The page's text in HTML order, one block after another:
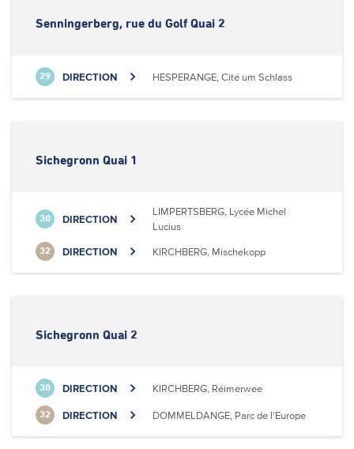
Senningerberg, rue du Golf Quai 2
29 DIRECTION HESPERANGE, Cité um Schlass
Sichegronn Quai 1
30 DIRECTION
LIMPERTSBERG, Lycée Michel
Lucius
32 DIRECTION KIRCHBERG, Mischekopp
Sichegronn Quai 2
30 DIRECTION KIRCHBERG, Réimerwee
32 DIRECTION DOMMELDANGE, Parc de l'Europe